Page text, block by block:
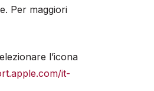
Per maggiori
l’icona
it-